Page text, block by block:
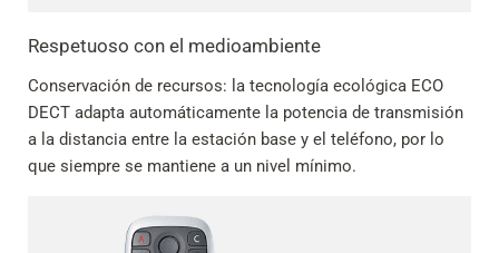
Respetuoso con el medioambiente
Conservación de recursos: la tecnología ecológica ECO
DECT adapta automáticamente la potencia de transmisión
a la distancia entre la estación base y el teléfono, por lo
que siempre se mantiene a un nivel mínimo.